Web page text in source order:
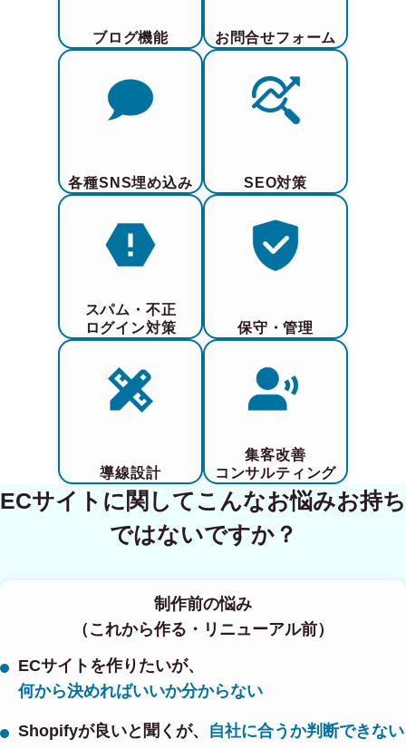
ブログ機能 お問合せフォーム
各種SNS埋め込み SEO対策
スパム・不正
ログイン対策
保守・管理
導線設計
集客改善
コンサルティング
ECサイトに関してこんなお悩みお持ち
ではないですか？
制作前の悩み
（これから作る・リニューアル前）
ECサイトを作りたいが、
何から決めればいいか分からない
Shopifyが良いと聞くが、 自社に合うか判断できない